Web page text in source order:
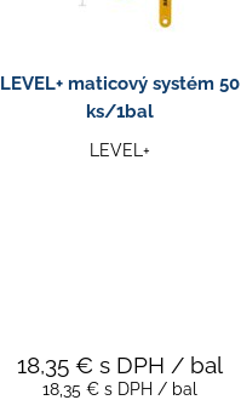
LEVEL+ maticový systém 50
ks/1bal
LEVEL+
18,35 € s DPH / bal
18,35 € s DPH / bal